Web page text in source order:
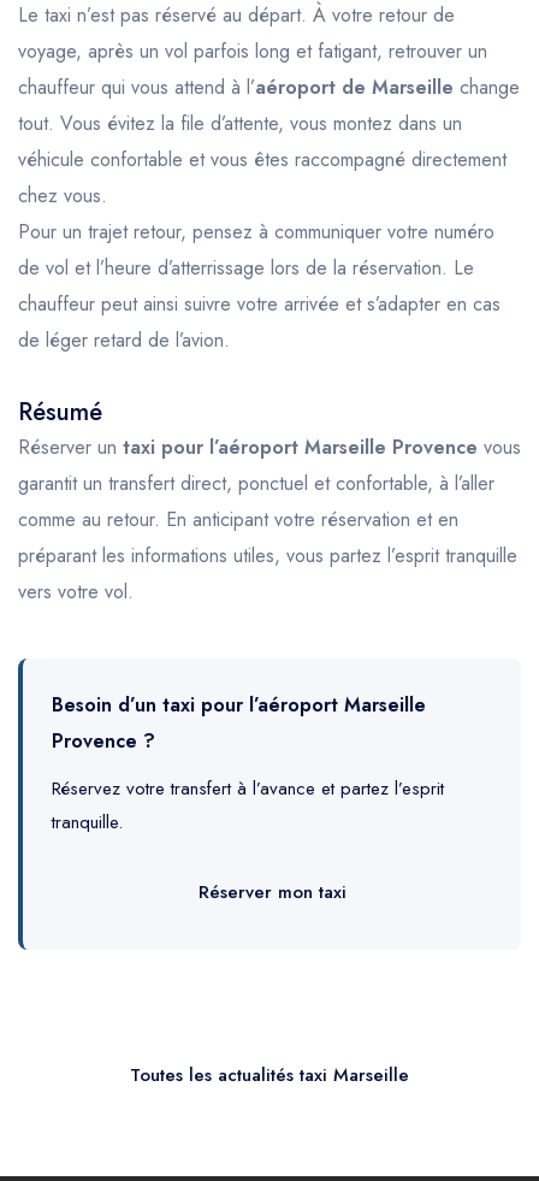
Le taxi n’est pas réservé au départ. À votre retour de
voyage, après un vol parfois long et fatigant, retrouver un
chauffeur qui vous attend à l’aéroport de Marseille change
tout. Vous évitez la file d’attente, vous montez dans un
véhicule confortable et vous êtes raccompagné directement
chez vous.
Pour un trajet retour, pensez à communiquer votre numéro
de vol et l’heure d’atterrissage lors de la réservation. Le
chauffeur peut ainsi suivre votre arrivée et s’adapter en cas
de léger retard de l’avion.
Résumé
Réserver un taxi pour l’aéroport Marseille Provence vous
garantit un transfert direct, ponctuel et confortable, à l’aller
comme au retour. En anticipant votre réservation et en
préparant les informations utiles, vous partez l’esprit tranquille
vers votre vol.
Besoin d’un taxi pour l’aéroport Marseille
Provence ?
Réservez votre transfert à l’avance et partez l’esprit
tranquille.
Réserver mon taxi
Toutes les actualités taxi Marseille